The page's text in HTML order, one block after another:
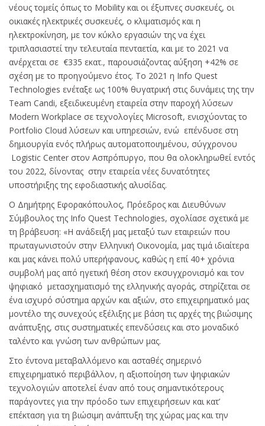
νέους τομείς όπως το Mobility και οι έξυπνες συσκευές, οι
οικιακές ηλεκτρικές συσκευές, ο κλιματισμός και η
ηλεκτροκίνηση, με τον κύκλο εργασιών της να έχει
τριπλασιαστεί την τελευταία πενταετία, και με το 2021 να
ανέρχεται σε €335 εκατ., παρουσιάζοντας αύξηση +42% σε
σχέση με το προηγούμενο έτος. Το 2021 η Info Quest
Technologies ενέταξε ως 100% θυγατρική στις δυνάμεις της την
Team Candi, εξειδικευμένη εταιρεία στην παροχή λύσεων
Modern Workplace σε τεχνολογίες Microsoft, ενισχύοντας το
Portfolio Cloud λύσεων και υπηρεσιών, ενώ επένδυσε στη
δημιουργία ενός πλήρως αυτοματοποιημένου, σύγχρονου
Logistic Center στον Ασπρόπυργο, που θα ολοκληρωθεί εντός
του 2022, δίνοντας στην εταιρεία νέες δυνατότητες
υποστήριξης της εφοδιαστικής αλυσίδας.
Ο Δημήτρης Εφορακόπουλος, Πρόεδρος και Διευθύνων
Σύμβουλος της Info Quest Technologies, σχολίασε σχετικά με
τη βράβευση: «Η ανάδειξή μας μεταξύ των εταιρειών που
πρωταγωνιστούν στην Ελληνική Οικονομία, μας τιμά ιδιαίτερα
και μας κάνει πολύ υπερήφανους, καθώς η επί 40+ χρόνια
συμβολή μας από ηγετική θέση στον εκσυγχρονισμό και τον
ψηφιακό μετασχηματισμό της ελληνικής αγοράς, στηρίζεται σε
ένα ισχυρό σύστημα αρχών και αξιών, στο επιχειρηματικό μας
μοντέλο της συνεχούς εξέλιξης με βάση τις αρχές της βιώσιμης
ανάπτυξης, στις συστηματικές επενδύσεις και στο μοναδικό
ταλέντο και γνώση των ανθρώπων μας.
Στο έντονα μεταβαλλόμενο και ασταθές σημερινό
επιχειρηματικό περιβάλλον, η αξιοποίηση των ψηφιακών
τεχνολογιών αποτελεί έναν από τους σημαντικότερους
παράγοντες για την πρόοδο των επιχειρήσεων και κατ’
επέκταση για τη βιώσιμη ανάπτυξη της χώρας μας και την